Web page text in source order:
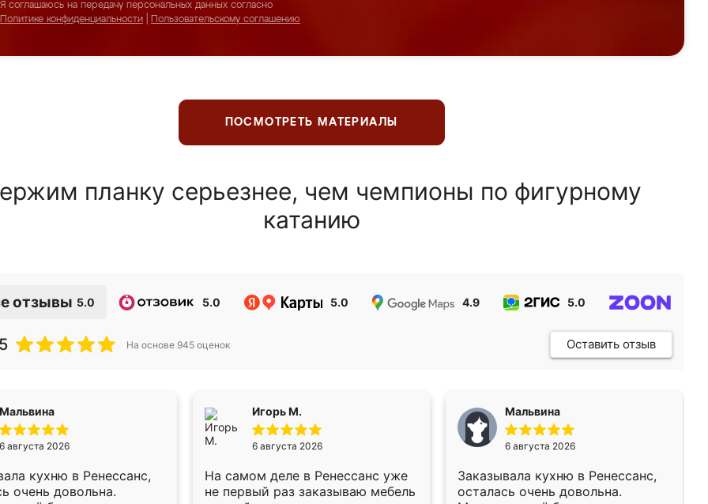
Я соглашаюсь на передачу персональных данных согласно
Политике конфиденциальности
Пользовательскому соглашению
ПОСМОТРЕТЬ МАТЕРИАЛЫ
планку серьезнее, чем чемпионы по фигурному
катанию
отзывы 5.0 5.0 5.0 4.9 5.0
На основе 945 оценок Оставить отзыв
Мальвина
6 августа 2026
кухню в Ренессанс,
очень довольна.
Игорь М.
6 августа 2026
На самом деле в Ренессанс уже
не первый раз заказываю мебель
Мальвина
6 августа 2026
Заказывала кухню в Ренессанс,
осталась очень довольна.